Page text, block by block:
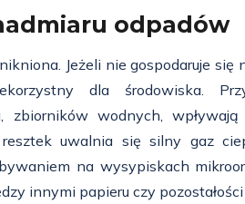
odpadów
Jeżeli nie gospodaruje się
dla środowiska.
zbiorników wodnych,
uwalnia się silny gaz
na wysypiskach
innymi papieru czy